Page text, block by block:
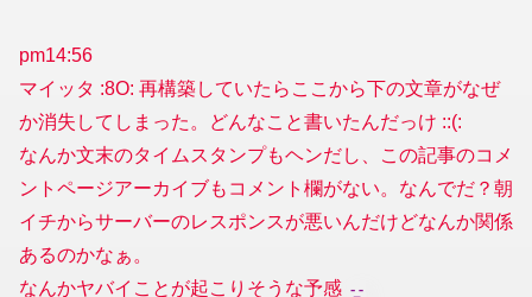
pm14:56
マイッタ :8O: 再構築していたらここから下の文章がなぜ
か消失してしまった。どんなこと書いたんだっけ ::(:
なんか文末のタイムスタンプもヘンだし、この記事のコメ
ントページアーカイブもコメント欄がない。なんでだ？朝
イチからサーバーのレスポンスが悪いんだけどなんか関係
あるのかなぁ。
なんかヤバイことが起こりそうな予感